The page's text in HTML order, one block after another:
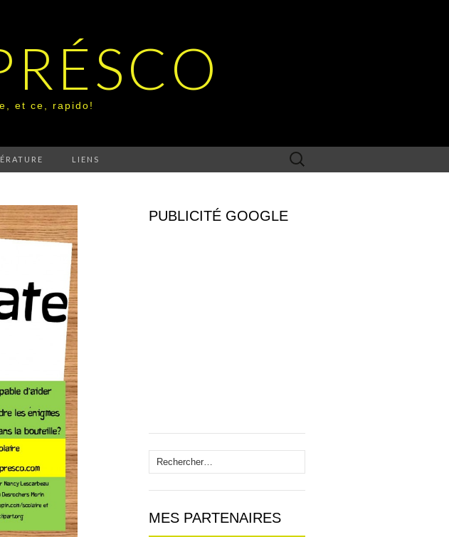
et ce, rapido!
LIENS Rechercher :
PUBLICITÉ GOOGLE
Rechercher :
MES PARTENAIRES